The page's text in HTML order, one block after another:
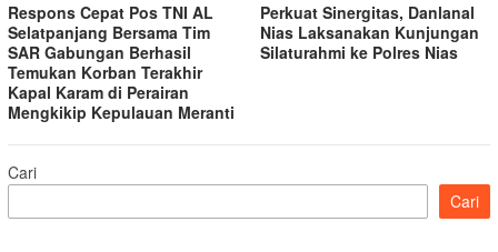
Respons Cepat Pos TNI AL
Selatpanjang Bersama Tim
SAR Gabungan Berhasil
Temukan Korban Terakhir
Kapal Karam di Perairan
Mengkikip Kepulauan Meranti
Perkuat Sinergitas, Danlanal
Nias Laksanakan Kunjungan
Silaturahmi ke Polres Nias
Cari
Cari